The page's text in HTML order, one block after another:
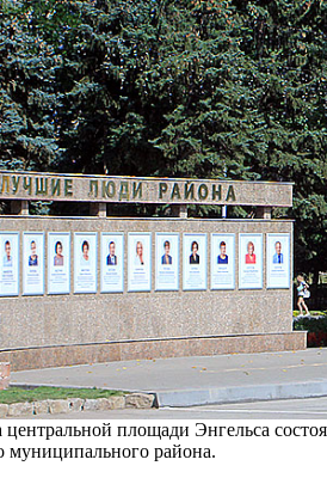
центральной площади Энгельса
муниципального района.